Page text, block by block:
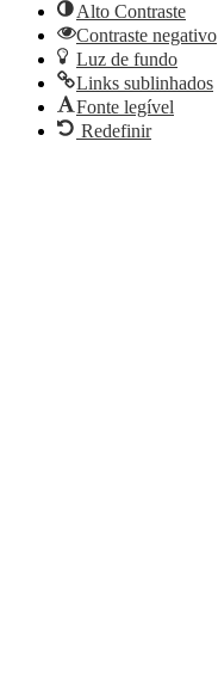
Alto Contraste
Contraste negativo
Luz de fundo
Links sublinhados
Fonte legível
Redefinir